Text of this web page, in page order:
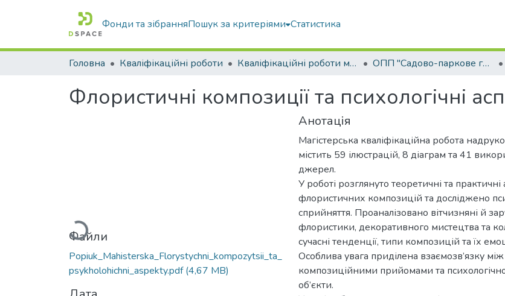
Фонди та зібранняПошук за критеріями Статистика
Головна Кваліфікаційні роботи Кваліфікаційні роботи магістрів ОПП "Садово-паркове господарство"
Флористичні композиції та психологічні
Вантажиться...
Файли
Popiuk_Mahisterska_Florystychni_kompozytsii_ta_
psykholohichni_aspekty.pdf(4,67 MB)
Анотація
Магістерська кваліфікаційна робота
містить 59 ілюстрацій, 8 діаграм та 41
джерел.
У роботі розглянуто теоретичні та
флористичних композицій та досліджено
сприйняття. Проаналізовано вітчизняні й
флористики, декоративного мистецтва та
сучасні тенденції, типи композицій та їх
Особлива увага приділена взаємозв’язку
композиційними прийомами та
об’єкти.